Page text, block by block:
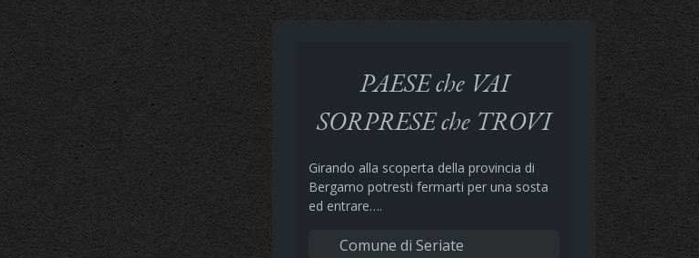
PAESE che VAI
SORPRESE che TROVI
Girando alla scoperta della provincia di
Bergamo potresti fermarti per una sosta
ed entrare….
Comune di Seriate